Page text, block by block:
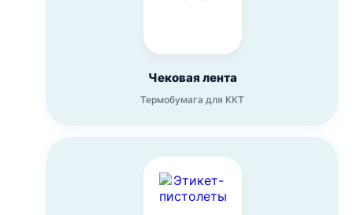
Чековая лента
Термобумага для ККТ